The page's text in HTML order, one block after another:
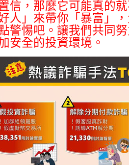
信，那麼它可能真的
好人」來帶你「暴富」
警惕吧。讓我們共同
安全的投資環境。